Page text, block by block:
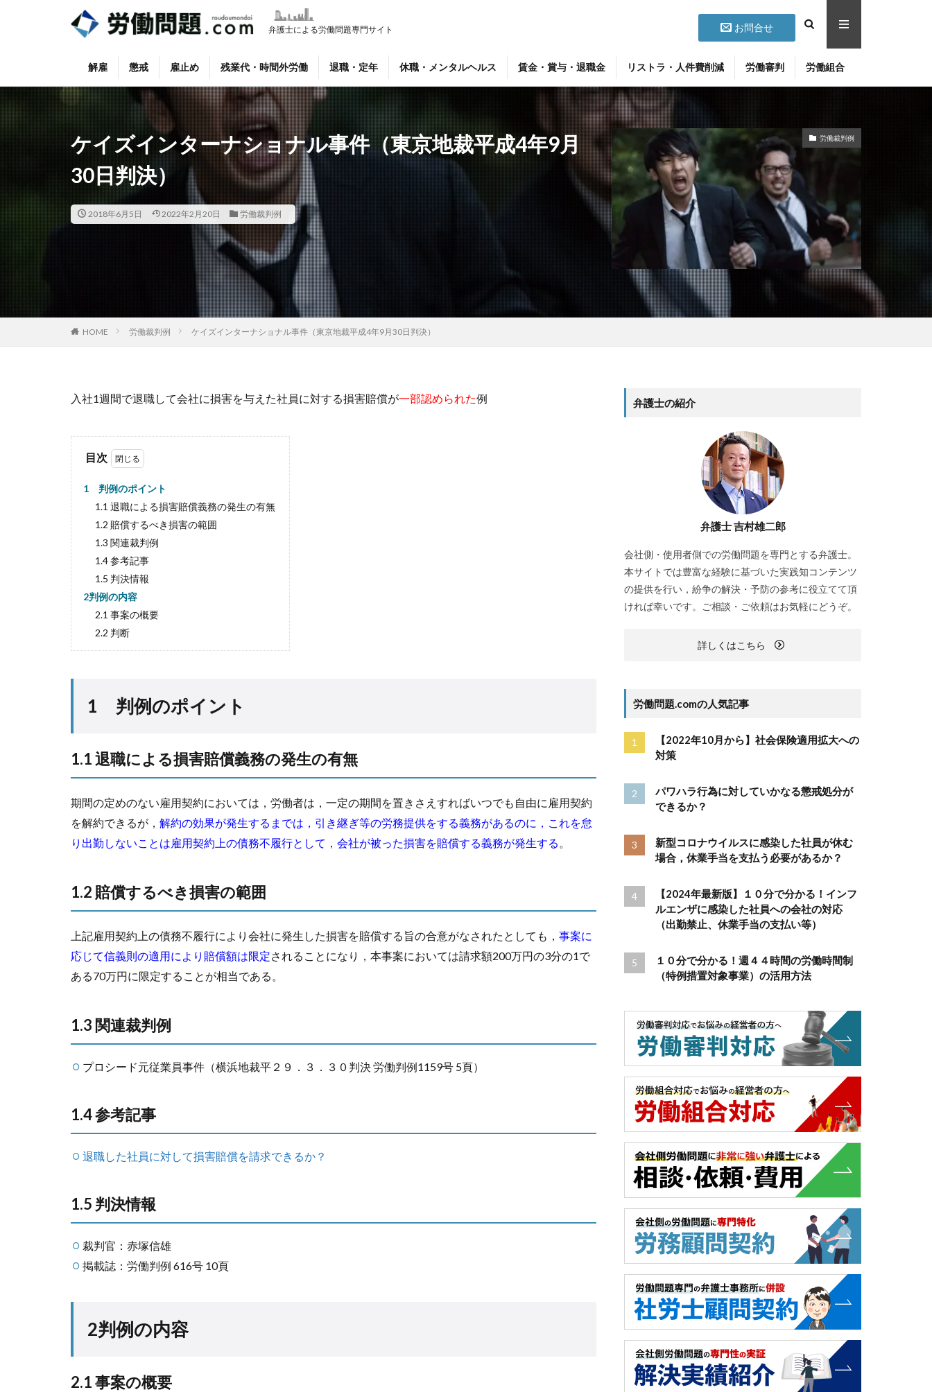
弁護士による労働問題専門サイト お問合せ
解雇 懲戒 雇止め 残業代・時間外労働 退職・定年 休職・メンタルヘルス 賃金・賞与・退職金 リストラ・人件費削減 労働審判 労働組合
ケイズインターナショナル事件（東京地裁平成4年9月
30日判決）
2018年6月5日 2022年2月20日 労働裁判例
労働裁判例
HOME 労働裁判例 ケイズインターナショナル事件（東京地裁平成4年9月30日判決）
入社1週間で退職して会社に損害を与えた社員に対する損害賠償が一部認められた例
目次
1 判例のポイント
1.1 退職による損害賠償義務の発生の有無
1.2 賠償するべき損害の範囲
1.3 関連裁判例
1.4 参考記事
1.5 判決情報
2判例の内容
2.1 事案の概要
2.2 判断
1 判例のポイント
1.1 退職による損害賠償義務の発生の有無
期間の定めのない雇用契約においては，労働者は，一定の期間を置きさえすればいつでも自由に雇用契約
を解約できるが， 解約の効果が発生するまでは，引き継ぎ等の労務提供をする義務があるのに，これを怠
り出勤しないことは雇用契約上の債務不履行として，会社が被った損害を賠償する義務が発生する
1.2 賠償するべき損害の範囲
上記雇用契約上の債務不履行により会社に発生した損害を賠償する旨の合意がなされたとしても， 事案に
応じて信義則の適用により賠償額は限定されることになり，本事案においては請求額200万円の3分の1で
ある70万円に限定することが相当である。
1.3 関連裁判例
プロシード元従業員事件（横浜地裁平２９．３．３０判決 労働判例1159号 5頁）
1.4 参考記事
退職した社員に対して損害賠償を請求できるか？
1.5 判決情報
裁判官：赤塚信雄
掲載誌：労働判例 616号 10頁
2判例の内容
2.1 事案の概要
弁護士の紹介
弁護士 吉村雄二郎
会社側・使用者側での労働問題を専門とする弁護士。
本サイトでは豊富な経験に基づいた実践知コンテンツ
の提供を行い，紛争の解決・予防の参考に役立てて頂
ければ幸いです。ご相談・ご依頼はお気軽にどうぞ。
詳しくはこちら
労働問題.comの人気記事
【2022年10月から】社会保険適用拡大への
対策
パワハラ行為に対していかなる懲戒処分が
できるか？
新型コロナウイルスに感染した社員が休む
場合，休業手当を支払う必要があるか？
【2024年最新版】１０分で分かる！インフ
ルエンザに感染した社員への会社の対応
（出勤禁止、休業手当の支払い等）
１０分で分かる！週４４時間の労働時間制
（特例措置対象事業）の活用方法
タグ
検索